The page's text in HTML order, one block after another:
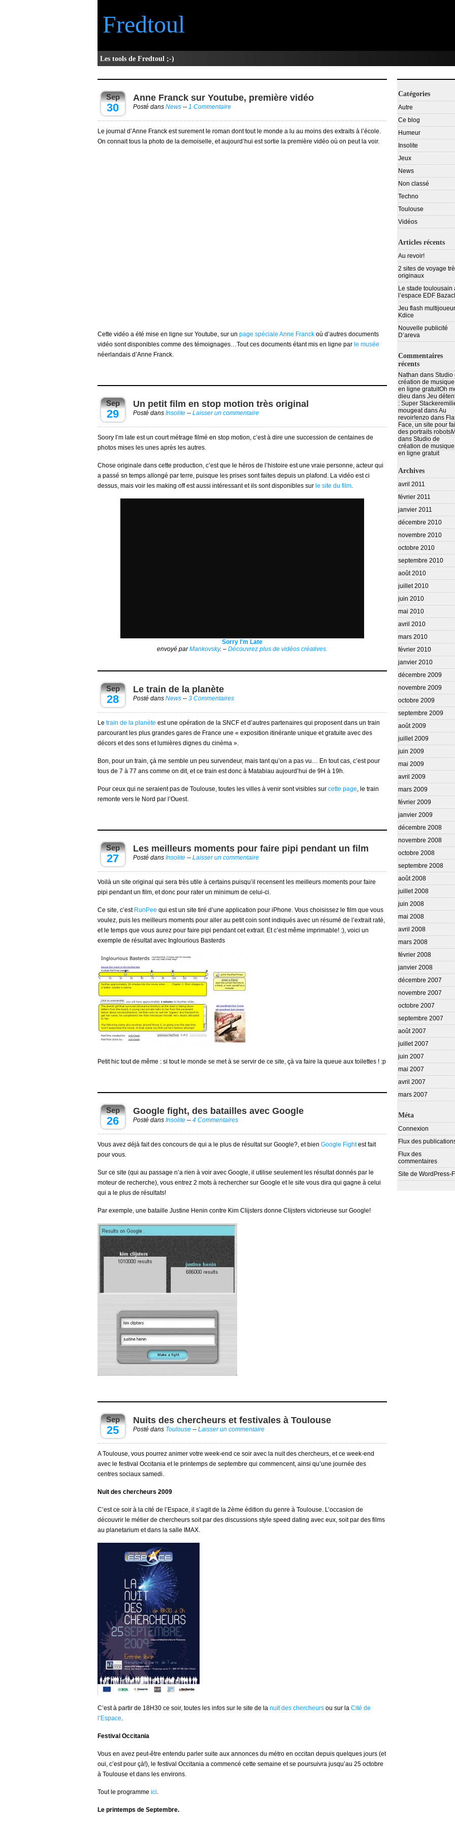
Fredtoul
Les tools de Fredtoul ;-)
Sep
30
Anne Franck sur Youtube, première vidéo
Posté dans News -- 1 Commentaire
Le journal d’Anne Franck est surement le roman dont tout le monde a lu au moins des extraits à l’école.
On connait tous la photo de la demoiselle, et aujourd’hui est sortie la première vidéo où on peut la voir.
Cette vidéo a été mise en ligne sur Youtube, sur un page spéciale Anne Franck où d’autres documents
vidéo sont disponibles comme des témoignages…Tout ces documents étant mis en ligne par le musée
néerlandais d’Anne Franck.
Sep
29
Un petit film en stop motion très original
Posté dans Insolite -- Laisser un commentaire
Soory I’m late est un court métrage filmé en stop motion, c’est à dire une succession de centaines de
photos mises les unes après les autres.
Chose originale dans cette production, c’est que le héros de l’histoire est une vraie personne, acteur qui
a passé sn temps allongé par terre, puisque les prises sont faites depuis un plafond. La vidéo est ci
dessus, mais voir les making off est aussi intéressant et ils sont disponibles sur le site du film.
Sorry I'm Late
envoyé parMankovsky. – Découvrez plus de vidéos créatives.
Sep
28
Le train de la planète
Posté dans News -- 3 Commentaires
Le train de la planète est une opération de la SNCF et d’autres partenaires qui proposent dans un train
parcourant les plus grandes gares de France une « exposition itinérante unique et gratuite avec des
décors et des sons et lumières dignes du cinéma ».
Bon, pour un train, çà me semble un peu survendeur, mais tant qu’on a pas vu… En tout cas, c’est pour
tous de 7 à 77 ans comme on dit, et ce train est donc à Matabiau aujourd’hui de 9H à 19h.
Pour ceux qui ne seraient pas de Toulouse, toutes les villes à venir sont visibles sur cette page, le train
remonte vers le Nord par l’Ouest.
Sep
27
Les meilleurs moments pour faire pipi pendant un film
Posté dans Insolite -- Laisser un commentaire
Voilà un site original qui sera très utile à certains puisqu’il recensent les meilleurs moments pour faire
pipi pendant un film, et donc pour rater un minimum de celui-ci.
Ce site, c’est RunPee qui est un site tiré d’une application pour iPhone. Vous choisissez le film que vous
voulez, puis les meilleurs moments pour aller au petit coin sont indiqués avec un résumé de l’extrait raté,
et le temps que vous aurez pour faire pipi pendant cet extrait. Et c’est même imprimable! :), voici un
exemple de résultat avec Inglourious Basterds
Petit hic tout de même : si tout le monde se met à se servir de ce site, çà va faire la queue aux toilettes ! :p
Sep
26
Google fight, des batailles avec Google
Posté dans Insolite -- 4 Commentaires
Vous avez déjà fait des concours de qui a le plus de résultat sur Google?, et bien Google Fightest fait
pour vous.
Sur ce site (qui au passage n’a rien à voir avec Google, il utilise seulement les résultat donnés par le
moteur de recherche), vous entrez 2 mots à rechercher sur Google et le site vous dira qui gagne à celui
qui a le plus de résultats!
Par exemple, une bataille Justine Henin contre Kim Clijsters donne Clijsters victorieuse sur Google!
Sep
25
Nuits des chercheurs et festivales à Toulouse
Posté dans Toulouse -- Laisser un commentaire
A Toulouse, vous pourrez animer votre week-end ce soir avec la nuit des chercheurs, et ce week-end
avec le festival Occitania et le printemps de septembre qui commencent, ainsi qu’une journée des
centres sociaux samedi.
Nuit des chercheurs 2009
C’est ce soir à la cité de l’Espace, il s’agit de la 2ème édition du genre à Toulouse. L’occasion de
découvrir le métier de chercheurs soit par des discussions style speed dating avec eux, soit par des films
au planetarium et dans la salle IMAX.
C’est à partir de 18H30 ce soir, toutes les infos sur le site de la nuit des chercheurs ou sur la Cité de
l’Espace.
Festival Occitania
Vous en avez peut-être entendu parler suite aux annonces du métro en occitan depuis quelques jours (et
oui, c’est pour çà!), le festival Occitania a commencé cette semaine et se poursuivra jusqu’au 25 octobre
à Toulouse et dans les environs.
Tout le programme ici.
Le printemps de Septembre.
Catégories
Autre
Ce blog
Humeur
Insolite
Jeux
News
Non classé
Techno
Toulouse
Vidéos
Articles récents
Au revoir!
2 sites de voyage
originaux
Le stade toulousain
l’espace EDF
Jeu flash
Kdice
Nouvelle publicité
D’areva
Commentaires
récents
Nathan dans Studio
création de musique
en ligne gratuitOh
dieu dans Jeu
: Super Stacker
mougeatdansAu
revoir!enzo dans
Face, un site pour
des portraits robots
dans Studio de
création de musique
en ligne gratuit
Archives
avril 2011
février 2011
janvier 2011
décembre 2010
novembre 2010
octobre 2010
septembre 2010
août 2010
juillet 2010
juin 2010
mai 2010
avril 2010
mars 2010
février 2010
janvier 2010
décembre 2009
novembre 2009
octobre 2009
septembre 2009
août 2009
juillet 2009
juin 2009
mai 2009
avril 2009
mars 2009
février 2009
janvier 2009
décembre 2008
novembre 2008
octobre 2008
septembre 2008
août 2008
juillet 2008
juin 2008
mai 2008
avril 2008
mars 2008
février 2008
janvier 2008
décembre 2007
novembre 2007
octobre 2007
septembre 2007
août 2007
juillet 2007
juin 2007
mai 2007
avril 2007
mars 2007
Méta
Connexion
Flux des
Flux des
commentaires
Site de WordPress-